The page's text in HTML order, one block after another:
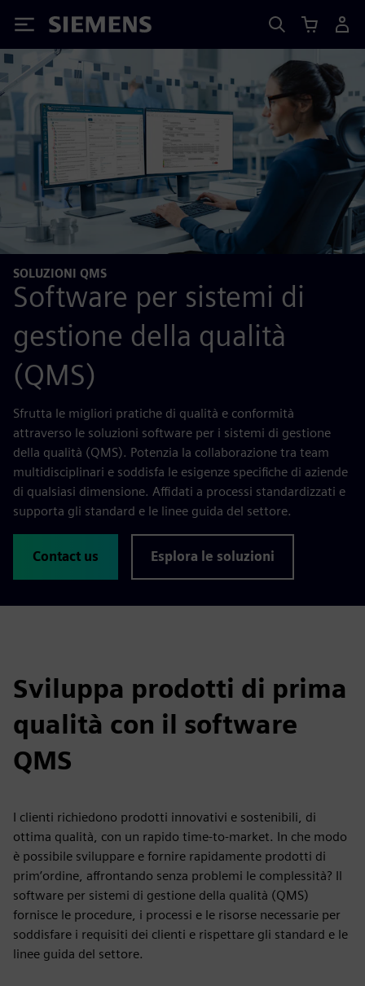
Siemens
SOLUZIONI QMS
Software per sistemi di
gestione della qualità
(QMS)
Sfrutta le migliori pratiche di qualità e conformità
attraverso le soluzioni software per i sistemi di gestione
della qualità (QMS). Potenzia la collaborazione tra team
multidisciplinari e soddisfa le esigenze specifiche di aziende
di qualsiasi dimensione. Affidati a processi standardizzati e
supporta gli standard e le linee guida del settore.
Contact us Esplora le soluzioni
Sviluppa prodotti di prima
qualità con il software
QMS
I clienti richiedono prodotti innovativi e sostenibili, di
ottima qualità, con un rapido time-to-market. In che modo
è possibile sviluppare e fornire rapidamente prodotti di
prim’ordine, affrontando senza problemi le complessità? Il
software per sistemi di gestione della qualità (QMS)
fornisce le procedure, i processi e le risorse necessarie per
soddisfare i requisiti dei clienti e rispettare gli standard e le
linee guida del settore.